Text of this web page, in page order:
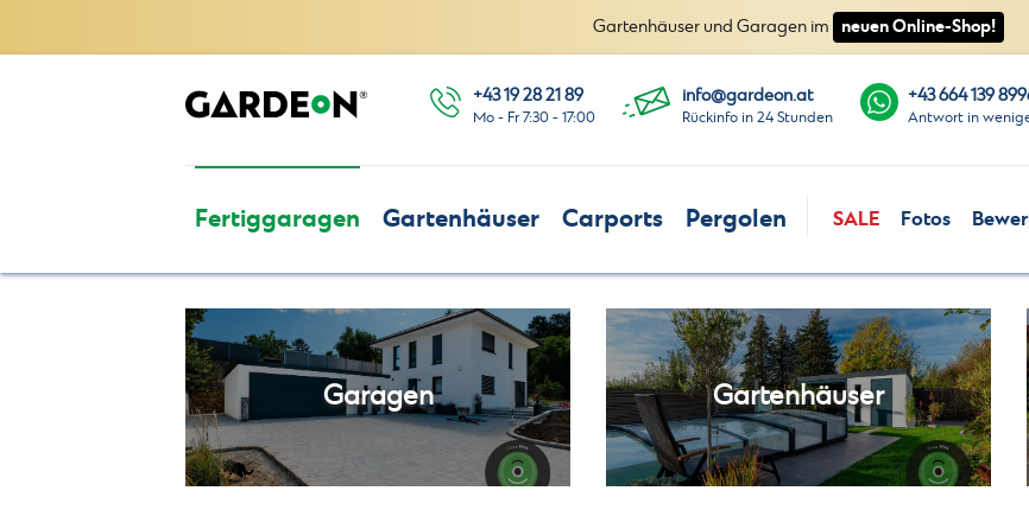
Gartenhäuser und Garagen im neuen Online-Shop!
+43 19 28 21 89
Mo - Fr 7:30 - 17:00
info@gardeon.at
Rückinfo in 24 Stunden
+43 664 139
Antwort in
Fertiggaragen Gartenhäuser Carports Pergolen SALE Fotos
Garagen Gartenhäuser